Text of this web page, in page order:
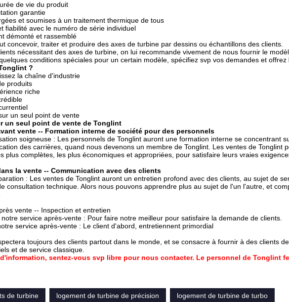
de vie du produit
garantie
et soumises à un traitement thermique de tous
fiabilité avec le numéro de série individuel
démonté et rassemblé
concevoir, traiter et produire des axes de turbine par dessins ou échantillons des clients.
nécessitant des axes de turbine, on lui recommande vivement de nous fournir le
conditions spéciales pour un certain modèle, spécifiez svp vos demandes et offrez
?
la chaîne d'industrie
produits
riche
un seul point de vente
un seul point de vente de Tonglint
vente -- Formation interne de société pour des personnels
soigneuse : Les personnels de Tonglint auront une formation interne se concentrant
des carrières, quand nous devenons un membre de Tonglint. Les ventes de Tonglint
plus complètes, les plus économiques et appropriées, pour satisfaire leurs vraies
la vente -- Communication avec des clients
: Les ventes de Tonglint auront un entretien profond avec des clients, au sujet de
consultation technique. Alors nous pouvons apprendre plus au sujet de l'un l'autre, et
vente -- Inspection et entretien
service après-vente : Pour faire notre meilleur pour satisfaire la demande de clients.
service après-vente : Le client d'abord, entretiennent primordial
toujours des clients partout dans le monde, et se consacre à fournir à des clients
et de service classique.
sentez-vous svp libre pour nous contacter. Le personnel de Tonglint
de turbine
logement de turbine de précision logement de turbine de turbo